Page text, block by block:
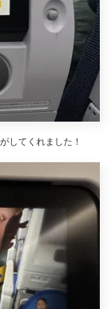
してくれました！